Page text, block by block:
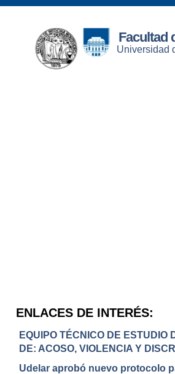
Facultad
Universidad
ENLACES DE INTERÉS:
EQUIPO TÉCNICO DE ESTUDIO
DE: ACOSO, VIOLENCIA Y
Udelar aprobó nuevo protocolo